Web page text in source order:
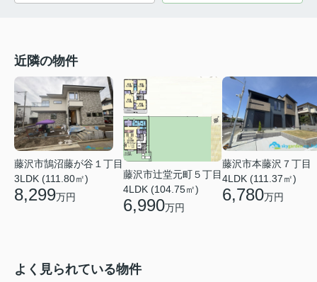
近隣の物件
藤沢市鵠沼藤が谷１丁目
3LDK (111.80㎡)
8,299万円
藤沢市辻堂元町５丁目
4LDK (104.75㎡)
6,990万円
藤沢市本藤沢７丁目
4LDK (111.37㎡)
6,780万円
よく見られている物件